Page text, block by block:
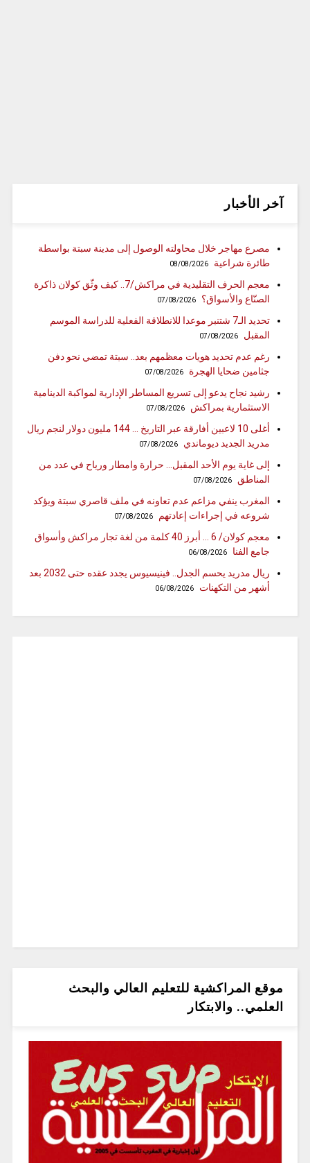
آخر الأخبار
مصرع مهاجر خلال محاولته الوصول إلى مدينة سبتة بواسطة
طائرة شراعية
08/08/2026
معجم الحرف التقليدية في مراكش/7.. كيف وثّق كولان ذاكرة
الصنّاع والأسواق؟
07/08/2026
تحديد الـ7 شتنبر موعدا للانطلاقة الفعلية للدراسة الموسم
المقبل
07/08/2026
رغم عدم تحديد هويات معظمهم بعد.. سبتة تمضي نحو دفن
جثامين ضحايا الهجرة
07/08/2026
رشيد نجاح يدعو إلى تسريع المساطر الإدارية لمواكبة الدينامية
الاستثمارية بمراكش
07/08/2026
أغلى 10 لاعبين أفارقة عبر التاريخ … 144 مليون دولار لنجم ريال
مدريد الجديد ديوماندي
07/08/2026
إلى غاية يوم الأحد المقبل… حرارة وامطار ورياح في عدد من
المناطق
07/08/2026
المغرب ينفي مزاعم عدم تعاونه في ملف قاصري سبتة ويؤكد
شروعه في إجراءات إعادتهم
07/08/2026
معجم كولان/ 6 … أبرز 40 كلمة من لغة تجار مراكش وأسواق
جامع الفنا
06/08/2026
ريال مدريد يحسم الجدل.. فينيسيوس يجدد عقده حتى 2032 بعد
أشهر من التكهنات
06/08/2026
موقع المراكشية للتعليم العالي والبحث
العلمي.. والابتكار